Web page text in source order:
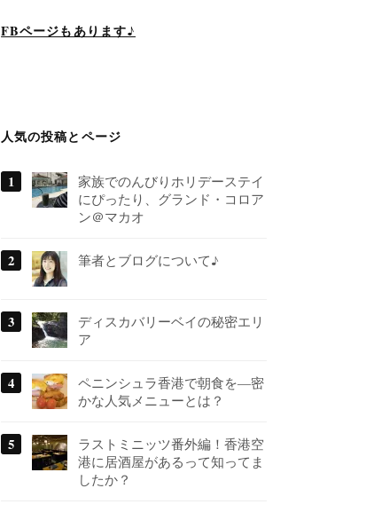
FBページもあります♪
人気の投稿とページ
家族でのんびりホリデーステイ
にぴったり、グランド・コロア
ン＠マカオ
筆者とブログについて♪
ディスカバリーベイの秘密エリ
ア
ペニンシュラ香港で朝食を―密
かな人気メニューとは？
ラストミニッツ番外編！香港空
港に居酒屋があるって知ってま
したか？